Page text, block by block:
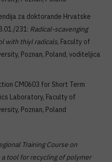
za doktorande Hrvatske
231: Radical-scavenging
with thiyl radicals, Faculty of
Poznan, Poland, voditeljica
CM0603 for Short Term
Laboratory, Faculty of
Poznan, Poland
Training Course on
a tool for recycling of polymer